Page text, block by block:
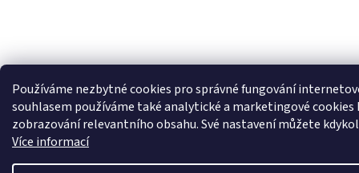
Používáme nezbytné cookies pro správné fungování
souhlasem používáme také analytické a marketingové cookies
zobrazování relevantního obsahu. Své nastavení můžete
Více informací